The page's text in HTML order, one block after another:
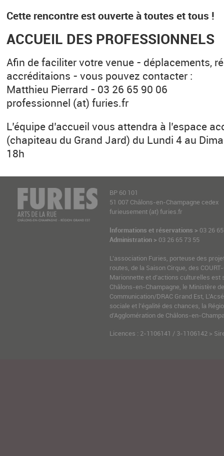
Cette rencontre est ouverte à toutes et tous !
ACCUEIL DES PROFESSIONNELS
Afin de faciliter votre venue - déplacements,
accréditaions - vous pouvez contacter :
Matthieu Pierrard - 03 26 65 90 06
professionnel (at) furies.fr
L’équipe d’accueil vous attendra à l’espace
(chapiteau du Grand Jard) du Lundi 4 au
18h
BP 60 101
51 007 Châlons-en-Champagne cedex
furieusement (at) furies.fr
Informations et réservations > 03 26
Administration > 03 26 65 73 55
L’association Furies, porteuse des
routes, de la Saison Cirque, des
Marionnette et d’actions culturelles est
Châlons-en-Champagne, le Ministère
Communication/DRAC Grand Est,
sociale et l’égalité des chances, la
d’Agglomération de Châlons-en-
Licences : 2-1106141 / 3-1106142 >